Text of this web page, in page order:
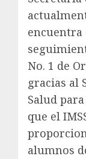
No. 1 de
gracias al
Salud
que el
alumnos